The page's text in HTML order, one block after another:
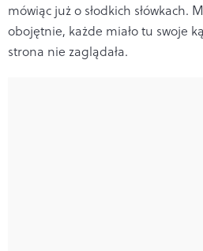
mówiąc już o słodkich słówkach.
obojętnie, każde miało tu swoje
strona nie zaglądała.